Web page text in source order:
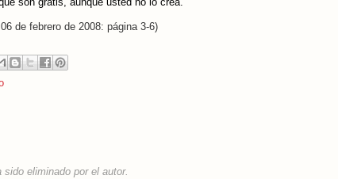
de febrero de 2008: página 3-6)
eliminado por el autor.